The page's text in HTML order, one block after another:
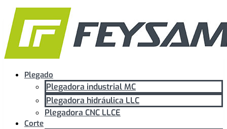
Plegado
Plegadora industrial MC
Plegadora hidráulica LLC
Plegadora CNC LLCE
Corte